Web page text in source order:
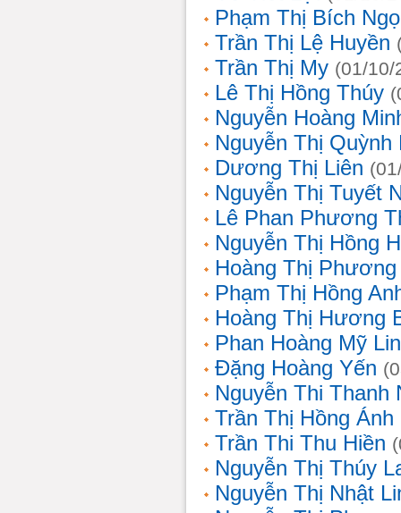
Phạm Thị Bích
Trần Thị Lệ Huyền
Trần Thị My (01/10/
Lê Thị Hồng Thúy
Nguyễn Hoàng
Nguyễn Thị Quỳnh
Dương Thị Liên
Nguyễn Thị Tuyết
Lê Phan Phương
Nguyễn Thị Hồng
Hoàng Thị Phương
Phạm Thị Hồng
Hoàng Thị Hương
Phan Hoàng Mỹ
Đặng Hoàng Yến
Nguyễn Thi Thanh
Trần Thị Hồng Ánh
Trần Thi Thu Hiền
Nguyễn Thị Thúy
Nguyễn Thị Nhật